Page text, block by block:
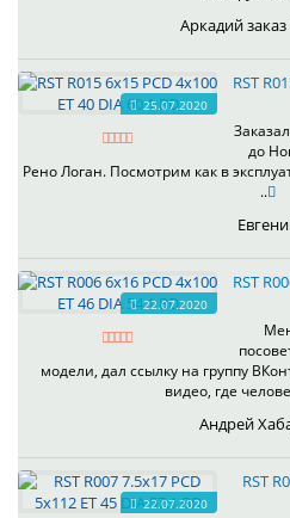
Аркадий
25.07.2020
RST
до
Рено Логан. Посмотрим как в
..
22.07.2020
RST
модели, дал ссылку на группу
видео, где
Андрей
22.07.2020
RST